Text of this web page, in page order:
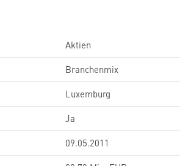
Aktien
Branchenmix
Luxemburg
Ja
09.05.2011